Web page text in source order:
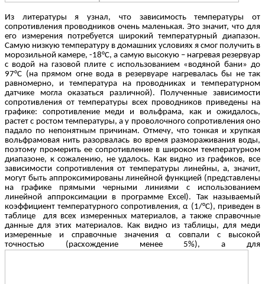
Из литературы я узнал, что зависимость температуры от
сопротивления проводников очень маленькая. Это значит, что для
его измерения потребуется широкий температурный диапазон.
Самую низкую температуру в домашних условиях я смог получить в
морозильной камере, -18°С, а самую высокую – нагревая резервуар
с водой на газовой плите с использованием «водяной бани» до
97°С (на прямом огне вода в резервуаре нагревалась бы не так
равномерно, и температура на проводниках и температурном
датчике могла оказаться различной). Полученные зависимости
сопротивления от температуры всех проводников приведены на
графике: сопротивление меди и вольфрама, как и ожидалось,
растет с ростом температуры, а у проволочного сопротивления оно
падало по непонятным причинам. Отмечу, что тонкая и хрупкая
вольфрамовая нить разорвалась во время размораживания воды,
поэтому промерить ее сопротивление в широком температурном
диапазоне, к сожалению, не удалось. Как видно из графиков, все
зависимости сопротивления от температуры линейны, а, значит,
могут быть аппроксимированы линейной функцией (представлены
на графике прямыми черными линиями с использованием
линейной аппроксимации в программе Excel). Так называемый
коэффициент температурного сопротивления, α (1/°С), приведен в
таблице для всех измеренных материалов, а также справочные
данные для этих материалов. Как видно из таблицы, для меди
измеренные и справочные значения α совпали с высокой
точностью (расхождение менее 5%), а для